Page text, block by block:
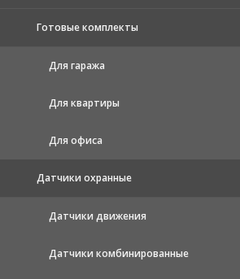
Готовые комплекты
Для гаража
Для квартиры
Для офиса
Датчики охранные
Датчики движения
Датчики комбинированные